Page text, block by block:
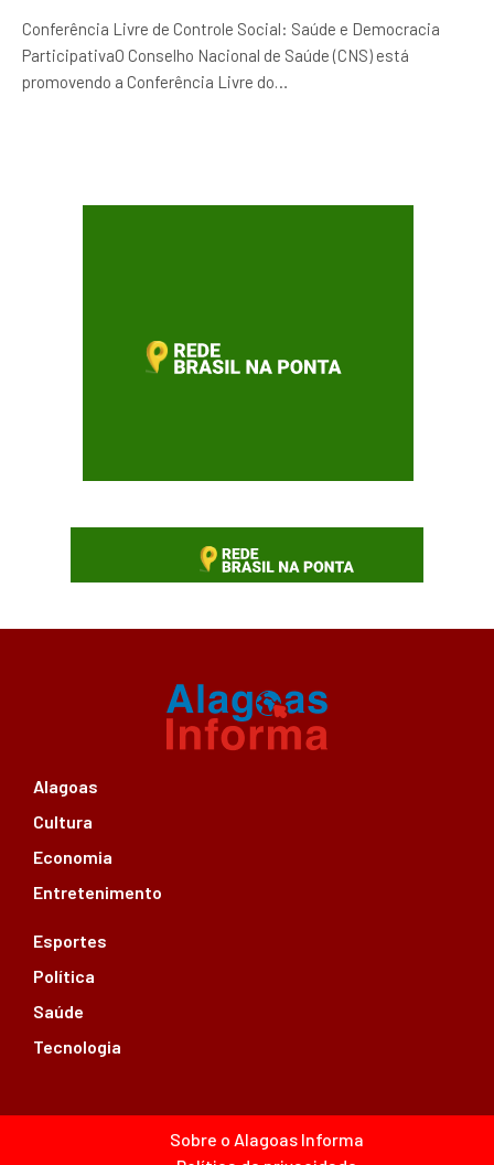
Conferência Livre de Controle Social: Saúde e Democracia
ParticipativaO Conselho Nacional de Saúde (CNS) está
promovendo a Conferência Livre do…
Alagoas
Cultura
Economia
Entretenimento
Esportes
Política
Saúde
Tecnologia
Sobre o Alagoas Informa